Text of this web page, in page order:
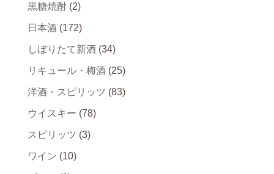
黒糖焼酎 (2)
日本酒 (172)
しぼりたて新酒 (34)
リキュール・梅酒 (25)
洋酒・スピリッツ (83)
ウイスキー (78)
スピリッツ (3)
ワイン (10)